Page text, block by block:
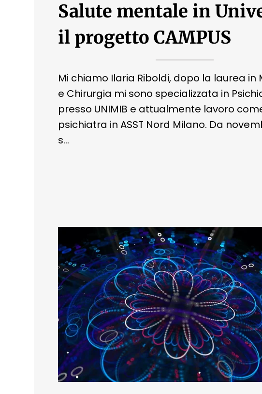
Salute mentale in
il progetto CAMPUS
Mi chiamo Ilaria Riboldi, dopo la laurea in
e Chirurgia mi sono specializzata in
presso UNIMIB e attualmente lavoro
psichiatra in ASST Nord Milano. Da
s…